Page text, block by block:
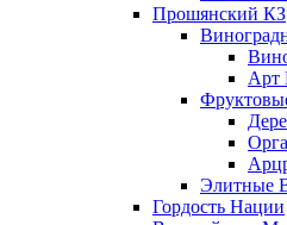
Прошянский КЗ
Арт
Элитные
Гордость Нации